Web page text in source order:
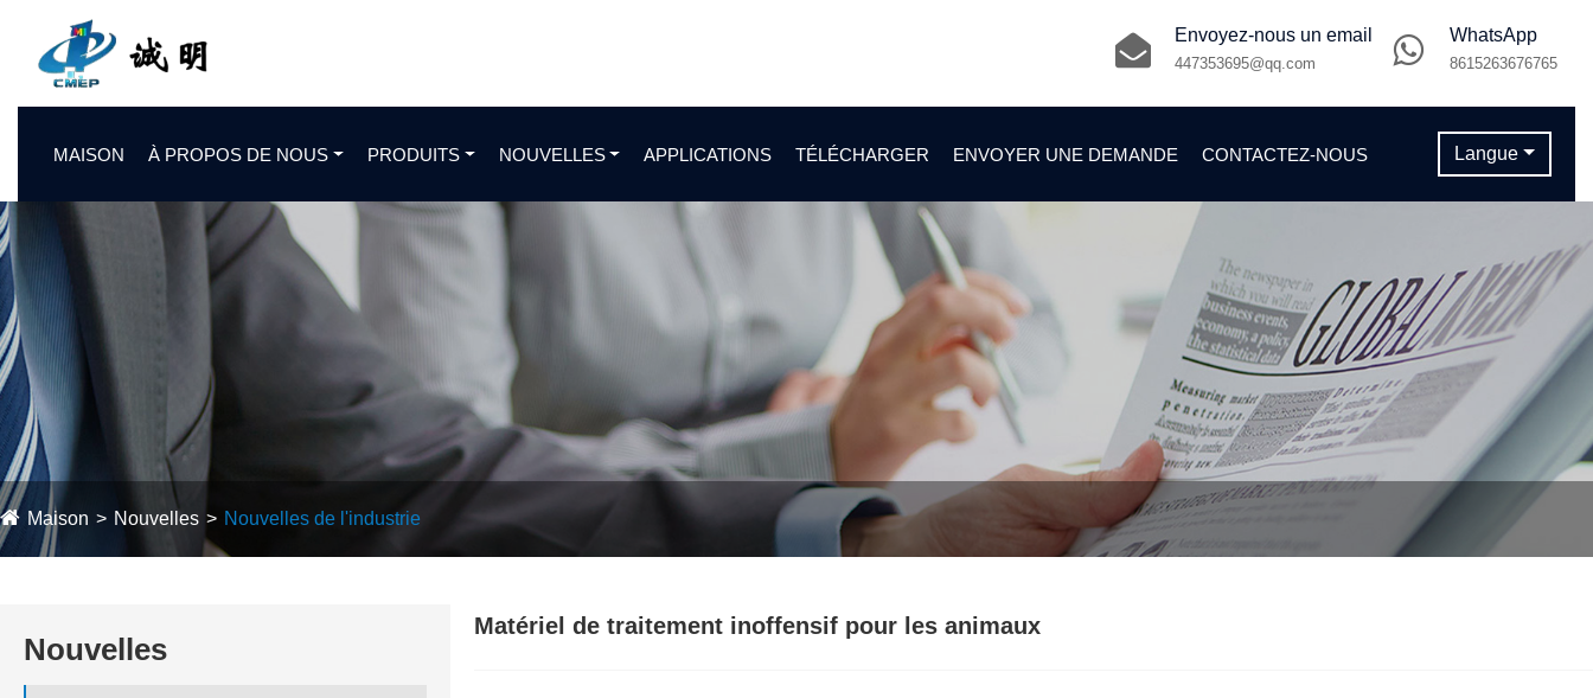
WhatsApp
8615263676765
Envoyez-nous un email
447353695@qq.com
MAISON À PROPOS DE NOUS PRODUITS NOUVELLES APPLICATIONS TÉLÉCHARGER ENVOYER UNE DEMANDE CONTACTEZ-NOUS Langue
Maison Nouvelles Nouvelles de l'industrie
Nouvelles
Matériel de traitement inoffensif pour les animaux